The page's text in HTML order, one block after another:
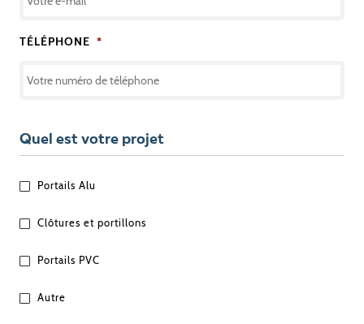
TÉLÉPHONE *
Quel est votre projet
QUEL
VOTRE
PROJET
Portails Alu
Clôtures et portillons
Portails PVC
Autre